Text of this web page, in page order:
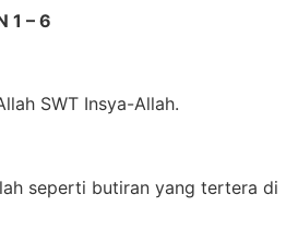
1 – 6
SWT Insya-Allah.
seperti butiran yang tertera di